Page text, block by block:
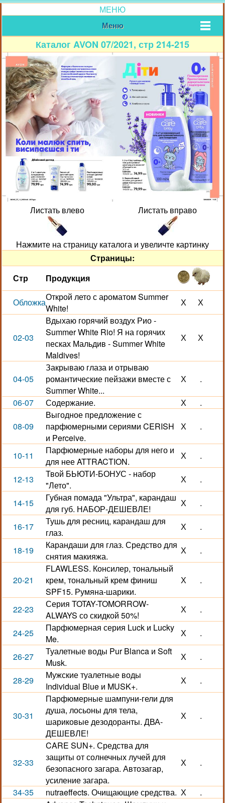
МЕНЮ
Меню
Каталог AVON 07/2021, стр 214-215
Листать влево Листать вправо
Нажмите на страницу каталога и увеличте картинку
Страницы:
Стр
Продукция
ОбложкаОткрой лето с ароматом Summer
White!
Х Х
02-03
Вдыхаю горячий воздух Рио -
Summer White Rio! Я на горячих
песках Мальдив - Summer White
Maldives!
Х Х
04-05
Закрываю глаза и отрываю
романтические пейзажи вместе с
Summer White...
Х .
06-07 Содержание. Х .
08-09
Выгодное предложение с
парфюмерными сериями CERISH
и Perceive.
Х .
10-11
Парфюмерные наборы для него и
для нее ATTRACTION.
Х .
12-13
Твой БЬЮТИ-БОНУС - набор
"Лето".
Х .
14-15
Губная помада "Ультра", карандаш
для губ. НАБОР-ДЕШЕВЛЕ!
Х .
16-17
Тушь для ресниц, карандаш для
глаз.
Х .
18-19
Карандаши для глаз. Средство для
снятия макияжа.
Х .
20-21
FLAWLESS. Консилер, тональный
крем, тональный крем финиш
SPF15. Румяна-шарики.
Х .
22-23
Серия TOTAY-TOMORROW-
ALWAYS со скидкой 50%!
Х .
24-25
Парфюмерная серия Luck и Lucky
Me.
Х .
26-27
Туалетные воды Pur Blanca и Soft
Musk.
Х .
28-29
Мужские туалетные воды
Individual Blue и MUSK+.
Х .
30-31
Парфюмерные шампуни-гели для
душа, лосьоны для тела,
шариковые дезодоранты. ДВА-
ДЕШЕВЛЕ!
Х .
32-33
CARE SUN+. Средства для
защиты от солнечных лучей для
безопасного загара. Автозагар,
усиление загара.
Х .
34-35 nutraeffects. Очищающие средства. Х
.